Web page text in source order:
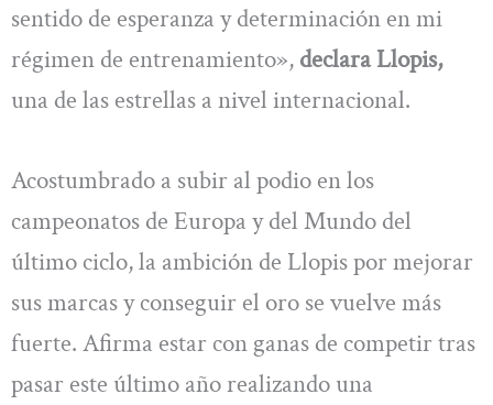
sentido de esperanza y determinación en mi
régimen de entrenamiento», declara Llopis,
una de las estrellas a nivel internacional.
Acostumbrado a subir al podio en los
campeonatos de Europa y del Mundo del
último ciclo, la ambición de Llopis por mejorar
sus marcas y conseguir el oro se vuelve más
fuerte. Afirma estar con ganas de competir tras
pasar este último año realizando una